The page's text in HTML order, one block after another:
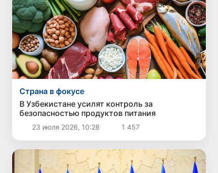
Страна в фокусе
В Узбекистане усилят контроль за
безопасностью продуктов питания
23 июля 2026, 10:28 1 457